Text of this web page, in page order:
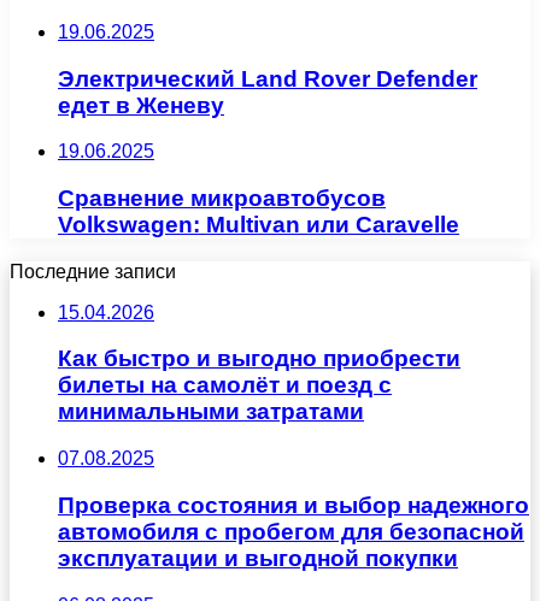
19.06.2025
Электрический Land Rover Defender
едет в Женеву
19.06.2025
Сравнение микроавтобусов
Volkswagen: Multivan или Caravelle
Последние записи
15.04.2026
Как быстро и выгодно приобрести
билеты на самолёт и поезд с
минимальными затратами
07.08.2025
Проверка состояния и выбор надежного
автомобиля с пробегом для безопасной
эксплуатации и выгодной покупки